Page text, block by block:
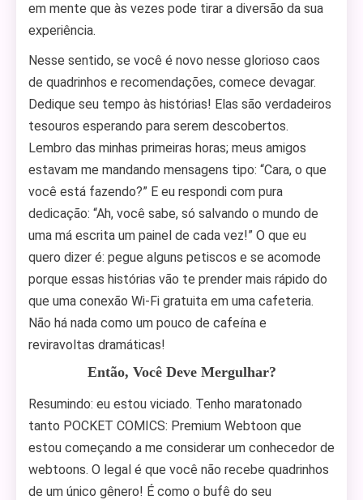
em mente que às vezes pode tirar a diversão da sua
experiência.
Nesse sentido, se você é novo nesse glorioso caos
de quadrinhos e recomendações, comece devagar.
Dedique seu tempo às histórias! Elas são verdadeiros
tesouros esperando para serem descobertos.
Lembro das minhas primeiras horas; meus amigos
estavam me mandando mensagens tipo: “Cara, o que
você está fazendo?” E eu respondi com pura
dedicação: “Ah, você sabe, só salvando o mundo de
uma má escrita um painel de cada vez!” O que eu
quero dizer é: pegue alguns petiscos e se acomode
porque essas histórias vão te prender mais rápido do
que uma conexão Wi-Fi gratuita em uma cafeteria.
Não há nada como um pouco de cafeína e
reviravoltas dramáticas!
Então, Você Deve Mergulhar?
Resumindo: eu estou viciado. Tenho maratonado
tanto POCKET COMICS: Premium Webtoon que
estou começando a me considerar um conhecedor de
webtoons. O legal é que você não recebe quadrinhos
de um único gênero! É como o bufê do seu